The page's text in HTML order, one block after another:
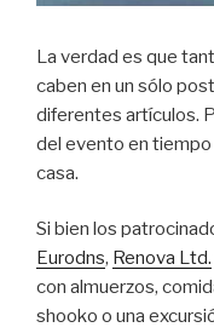
La verdad es que
caben en un sólo
diferentes artículos.
del evento en
casa.
Si bien los
Eurodns, Renova Ltd.
con almuerzos,
shooko o una